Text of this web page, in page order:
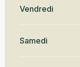
Vendredi
Samedi